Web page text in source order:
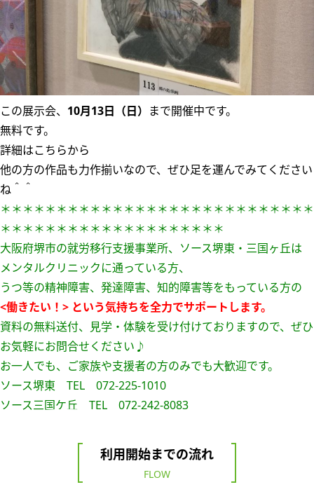
この展示会、 10月13日（日） まで開催中です。
無料です。
詳細はこちらから
他の方の作品も力作揃いなので、ぜひ足を運んでみてください
ね＾＾
＊＊＊＊＊＊＊＊＊＊＊＊＊＊＊＊＊＊＊＊＊＊＊＊＊＊＊＊
＊＊＊＊＊＊＊＊＊＊＊＊＊＊＊＊＊＊＊＊
大阪府堺市の就労移行支援事業所、ソース堺東・三国ヶ丘は
メンタルクリニックに通っている方、
うつ等の精神障害、発達障害、知的障害等をもっている方の
<働きたい！> という気持ちを全力でサポートします。
資料の無料送付、見学・体験を受け付けておりますので、ぜひ
お気軽にお問合せください♪
お一人でも、ご家族や支援者の方のみでも大歓迎です。
ソース堺東 TEL 072-225-1010
ソース三国ケ丘 TEL 072-242-8083
利用開始までの流れ
FLOW